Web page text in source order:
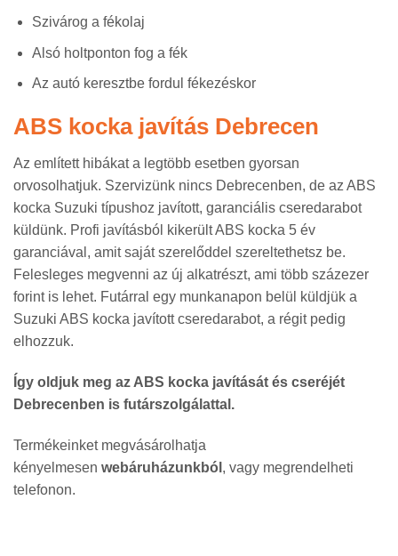
Szivárog a fékolaj
Alsó holtponton fog a fék
Az autó keresztbe fordul fékezéskor
ABS kocka javítás Debrecen
Az említett hibákat a legtöbb esetben gyorsan
orvosolhatjuk. Szervizünk nincs Debrecenben, de az ABS
kocka Suzuki típushoz javított, garanciális cseredarabot
küldünk. Profi javításból kikerült ABS kocka 5 év
garanciával, amit saját szerelőddel szereltethetsz be.
Felesleges megvenni az új alkatrészt, ami több százezer
forint is lehet. Futárral egy munkanapon belül küldjük a
Suzuki ABS kocka javított cseredarabot, a régit pedig
elhozzuk.
Így oldjuk meg az ABS kocka javítását és cseréjét
Debrecenben is futárszolgálattal.
Termékeinket megvásárolhatja
kényelmesen webáruházunkból , vagy megrendelheti
telefonon.